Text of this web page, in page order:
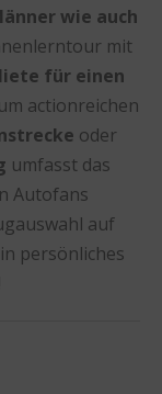
wie auch
mit
für einen
actionreichen
oder
umfasst das
Autofans
auf
persönliches